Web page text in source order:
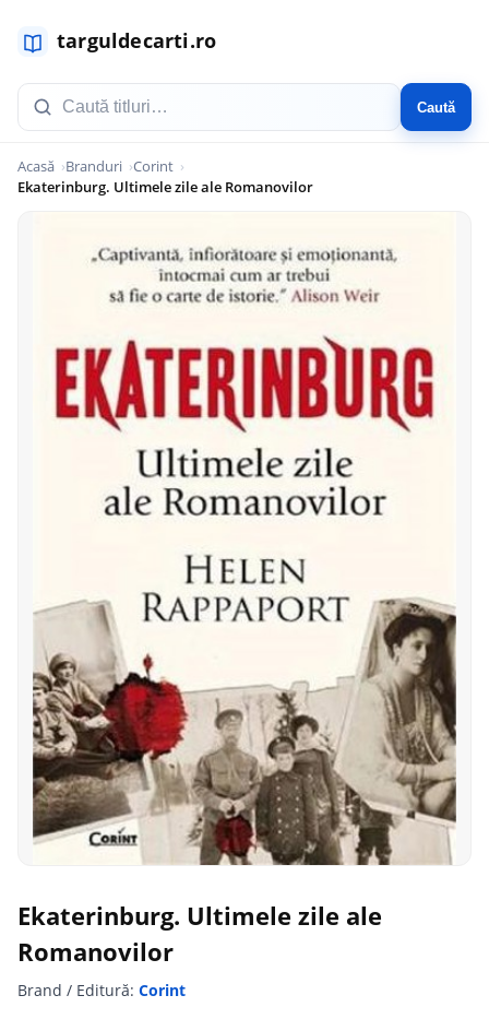
Caută
Acasă Branduri Corint
Ekaterinburg. Ultimele zile ale Romanovilor
Ekaterinburg. Ultimele zile ale
Romanovilor
Brand / Editură: Corint